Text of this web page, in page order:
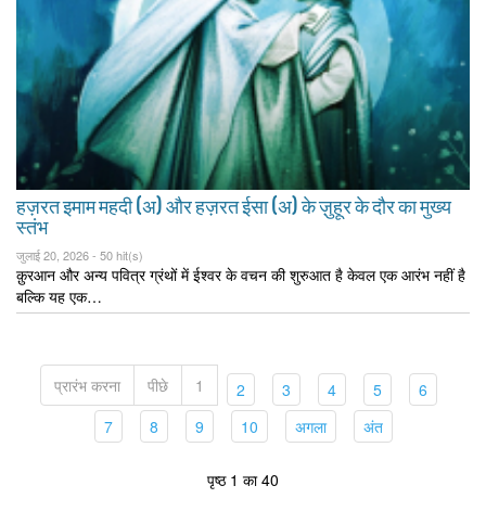
हज़रत इमाम महदी (अ) और हज़रत ईसा (अ) के ज़ुहूर के दौर का मुख्य
स्तंभ
जुलाई 20, 2026 - 50 hit(s)
क़ुरआन और अन्य पवित्र ग्रंथों में ईश्वर के वचन की शुरुआत है केवल एक आरंभ नहीं है
बल्कि यह एक…
प्रारंभ करना पीछे 1 2 (current)
3 (current)
4(current)
5(current)
6
7(current)
8(current)
9(current)
10(current)
अगला(current)
अंत(current)
पृष्ठ 1 का 40